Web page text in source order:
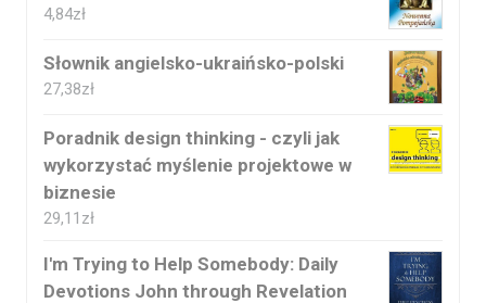
4,84zł
Słownik angielsko-ukraińsko-polski
27,38zł
Poradnik design thinking - czyli jak
wykorzystać myślenie projektowe w
biznesie
29,11 zł
I'm Trying to Help Somebody: Daily
Devotions John through Revelation